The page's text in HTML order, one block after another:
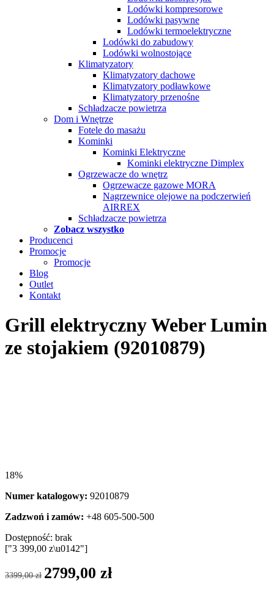
Lodówki kompresorowe
Lodówki pasywne
Lodówki termoelektryczne
Lodówki do zabudowy
Lodówki wolnostojące
Klimatyzatory
Klimatyzatory dachowe
Klimatyzatory podławkowe
Klimatyzatory przenośne
Schładzacze powietrza
Dom i Wnętrze
Fotele do masażu
Kominki
Kominki Elektryczne
Kominki elektryczne Dimplex
Ogrzewacze do wnętrz
Ogrzewacze gazowe MORA
Nagrzewnice olejowe na podczerwień
AIRREX
Schładzacze powietrza
Zobacz wszystko
Producenci
Promocje
Promocje
Blog
Outlet
Kontakt
Grill elektryczny Weber Lumin
ze stojakiem (92010879)
18%
Numer katalogowy: 92010879
Zadzwoń i zamów: +48 605-500-500
Dostępność: brak
["3 399,00 z\u0142"]
3399,00zł
Pierwotna
cena
2799,00 złcena